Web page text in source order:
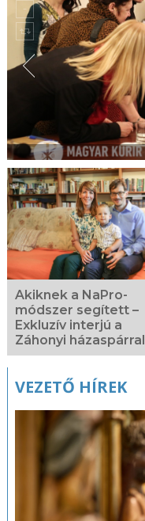
Akiknek a NaPro-
módszer segített –
Exkluzív interjú a
Záhonyi házaspárral
VEZETŐ HÍREK